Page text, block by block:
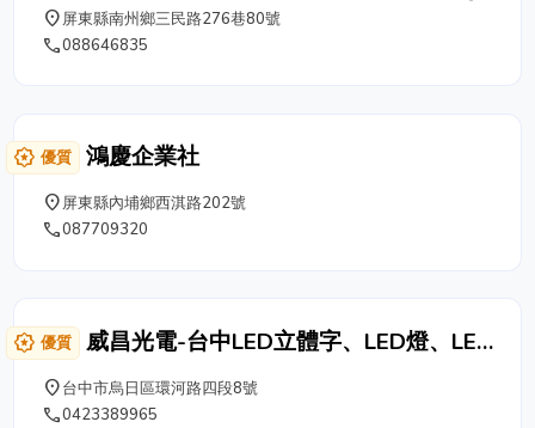
催熟、包裝一路到出貨。我們讓農產品不只
是單純的買賣，因為我們清楚知道買賣對生
辛勞的香蕉生產者獲得更好的收益。 -專業
生產- 香蕉生產管理已歷經三個世代,超過50
年的歷史。 -產業升級- 國際香蕉公司Dole
合作歷錬,著重採收後處理及冷鏈控制。 -關
從生產端開始聚焦供應給消費者安全的產
品,農園擁有TGAP驗證及Global GAP 驗證
中,包裝廠取得GMP、ISO22000&HACCP
食品安全認證。
place屏東縣南州鄉三民路276巷80號
phone088646835
award_star 優質 鴻慶企業社
place屏東縣內埔鄉西淇路202號
phone087709320
award_star 優質
威昌光電-台中LED立體字、LED燈、LED
廣告招牌
place台中市烏日區環河路四段8號
phone0423389965